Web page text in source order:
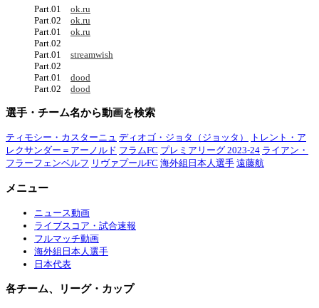
Part.01 ok.ru
Part.02 ok.ru
Part.01 ok.ru
Part.02
Part.01 streamwish
Part.02
Part.01 dood
Part.02 dood
選手・チーム名から動画を検索
ティモシー・カスターニュ ディオゴ・ジョタ（ジョッタ）
トレント・ア
レクサンダー＝アーノルド フラムFC プレミアリーグ 2023-24 ライアン・
フラーフェンベルフ リヴァプールFC 海外組日本人選手 遠藤航
メニュー
ニュース動画
ライブスコア・試合速報
フルマッチ動画
海外組日本人選手
日本代表
各チーム、リーグ・カップ